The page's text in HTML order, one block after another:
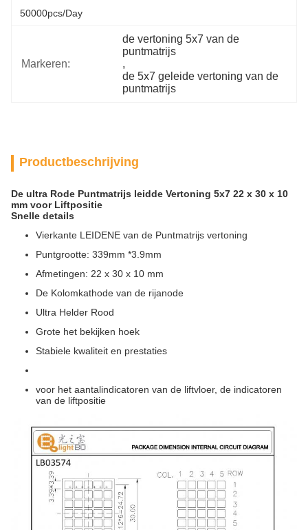
50000pcs/day
Markeren:
de vertoning 5x7 van de
puntmatrijs
,
de 5x7 geleide vertoning van de
puntmatrijs
Productbeschrijving
De ultra Rode Puntmatrijs leidde Vertoning 5x7 22 x 30 x 10
mm voor Liftpositie
Snelle details
Vierkante LEIDENE van de Puntmatrijs vertoning
Puntgrootte: 339mm *3.9mm
Afmetingen: 22 x 30 x 10 mm
De Kolomkathode van de rijanode
Ultra Helder Rood
Grote het bekijken hoek
Stabiele kwaliteit en prestaties
voor het aantalindicatoren van de liftvloer, de indicatoren
van de liftpositie